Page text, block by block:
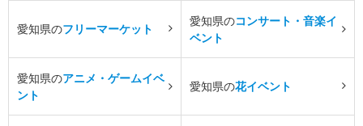
愛知県のフリーマーケット
愛知県のコンサート・音楽イ
ベント
愛知県のアニメ・ゲームイベ
ント
愛知県の花イベント